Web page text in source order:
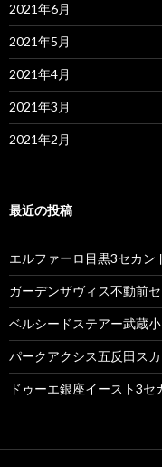
2021年6月
2021年5月
2021年4月
2021年3月
2021年2月
最近の投稿
エルファーロ目黒3セカン
ガーデンザヴィス不動前
ベルシードステアー武蔵
パークアクシス五反田ス
ドゥーエ銀座イースト3セ